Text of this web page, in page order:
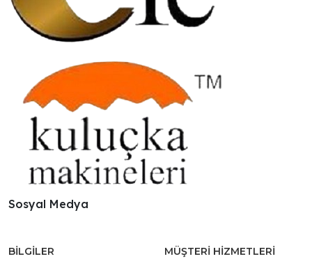
Sosyal Medya
BILGILER
MÜŞTERI HIZMETLERI